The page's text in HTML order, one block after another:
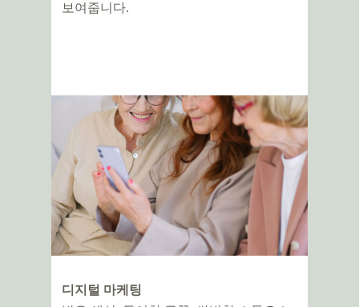
보여줍니다.
디지털 마케팅